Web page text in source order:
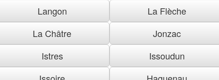
Langon
La Flèche
La Châtre
Jonzac
Istres
Issoudun